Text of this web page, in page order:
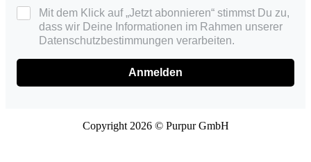
Mit dem Klick auf „Jetzt abonnieren“ stimmst Du zu,
dass wir Deine Informationen im Rahmen unserer
Datenschutzbestimmungen verarbeiten.
Anmelden
Copyright 2026 © Purpur GmbH